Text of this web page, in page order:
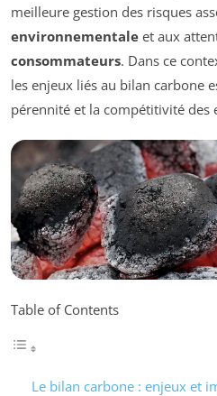
meilleure gestion des risques
environnementale et aux
consommateurs. Dans ce
les enjeux liés au bilan carbone
pérennité et la compétitivité des
Table of Contents
Le bilan carbone : enjeux et